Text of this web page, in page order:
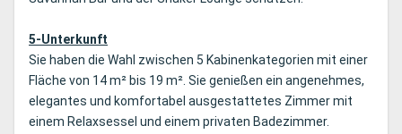
5-Unterkunft
Sie haben die Wahl zwischen 5 Kabinenkategorien mit einer
Fläche von 14 m² bis 19 m². Sie genießen ein angenehmes,
elegantes und komfortabel ausgestattetes Zimmer mit
einem Relaxsessel und einem privaten Badezimmer.